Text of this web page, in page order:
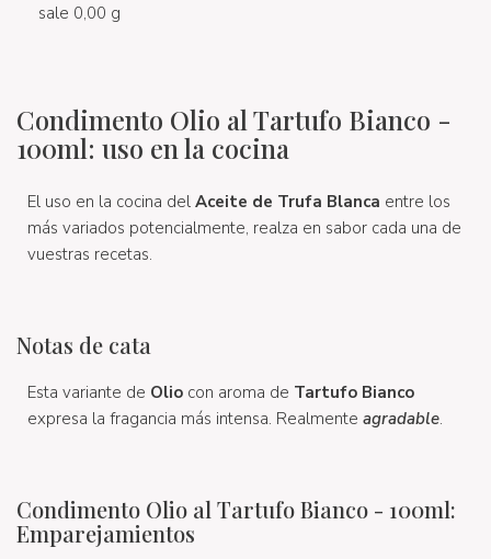
sale 0,00 g
Condimento Olio al Tartufo Bianco -
100ml: uso en la cocina
El uso en la cocina del Aceite de Trufa Blanca entre los
más variados potencialmente, realza en sabor cada una de
vuestras recetas.
Notas de cata
Esta variante de Olio con aroma de Tartufo Bianco
expresa la fragancia más intensa. Realmente agradable.
Condimento Olio al Tartufo Bianco - 100ml:
Emparejamientos